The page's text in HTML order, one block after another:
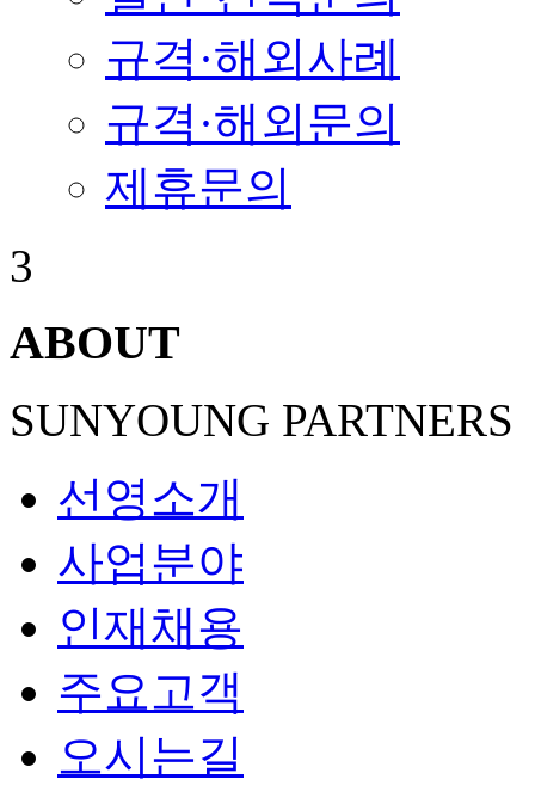
규격·해외사례
규격·해외문의
제휴문의
3
ABOUT
SUNYOUNG PARTNERS
선영소개
사업분야
인재채용
주요고객
오시는길